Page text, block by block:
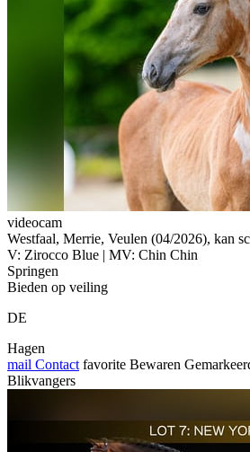
videocam
Westfaal, Merrie, Veulen (04/2026), kan
V: Zirocco Blue | MV: Chin Chin
Springen
Bieden op veiling
DE
Hagen
mail Contact favorite Bewaren
Blikvangers